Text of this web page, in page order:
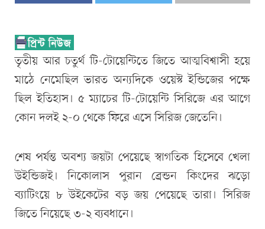
তৃতীয় আর চতুর্থ টি-টোয়েন্টিতে জিতে আত্মবিশ্বাসী হয়ে
মাঠে নেমেছিল ভারত অন্যদিকে ওয়েস্ট ইন্ডিজের পক্ষে
ছিল ইতিহাস। ৫ ম্যাচের টি-টোয়েন্টি সিরিজে এর আগে
কোন দলই ২-০ থেকে ফিরে এসে সিরিজ জেতেনি।
শেষ পর্যন্ত অবশ্য জয়টা পেয়েছে স্বাগতিক হিসেবে খেলা
উইন্ডিজই। নিকোলাস পুরান ব্রেন্ডন কিংদের ঝড়ো
ব্যাটিংয়ে ৮ উইকেটের বড় জয় পেয়েছে তারা। সিরিজ
জিতে নিয়েছে ৩-২ ব্যবধানে।